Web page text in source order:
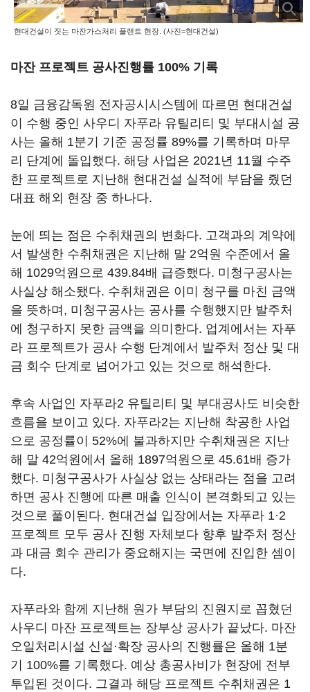
현대건설이 짓는 마잔가스처리 플랜트 현장. (사진=현대건설)
마잔 프로젝트 공사진행률 100% 기록
8일 금융감독원 전자공시시스템에 따르면 현대건설
이 수행 중인 사우디 자푸라 유틸리티 및 부대시설 공
사는 올해 1분기 기준 공정률 89%를 기록하며 마무
리 단계에 돌입했다. 해당 사업은 2021년 11월 수주
한 프로젝트로 지난해 현대건설 실적에 부담을 줬던
대표 해외 현장 중 하나다.
눈에 띄는 점은 수취채권의 변화다. 고객과의 계약에
서 발생한 수취채권은 지난해 말 2억원 수준에서 올
해 1029억원으로 439.84배 급증했다. 미청구공사는
사실상 해소됐다. 수취채권은 이미 청구를 마친 금액
을 뜻하며, 미청구공사는 공사를 수행했지만 발주처
에 청구하지 못한 금액을 의미한다. 업계에서는 자푸
라 프로젝트가 공사 수행 단계에서 발주처 정산 및 대
금 회수 단계로 넘어가고 있는 것으로 해석한다.
후속 사업인 자푸라2 유틸리티 및 부대공사도 비슷한
흐름을 보이고 있다. 자푸라2는 지난해 착공한 사업
으로 공정률이 52%에 불과하지만 수취채권은 지난
해 말 42억원에서 올해 1897억원으로 45.61배 증가
했다. 미청구공사가 사실상 없는 상태라는 점을 고려
하면 공사 진행에 따른 매출 인식이 본격화되고 있는
것으로 풀이된다. 현대건설 입장에서는 자푸라 1·2
프로젝트 모두 공사 진행 자체보다 향후 발주처 정산
과 대금 회수 관리가 중요해지는 국면에 진입한 셈이
다.
자푸라와 함께 지난해 원가 부담의 진원지로 꼽혔던
사우디 마잔 프로젝트는 장부상 공사가 끝났다. 마잔
오일처리시설 신설·확장 공사의 진행률은 올해 1분
기 100%를 기록했다. 예상 총공사비가 현장에 전부
투입된 것이다. 그결과 해당 프로젝트 수취채권은 1